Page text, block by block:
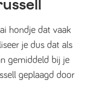
hondje dat vaak
je dus dat als
gemiddeld bij je
geplaagd door